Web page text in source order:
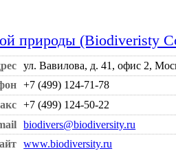
природы (Biodiveristy
ул. Вавилова, д. 41, офис 2,
+7 (499) 124-71-78
+7 (499) 124-50-22
biodivers@biodiversity.ru
www.biodiversity.ru